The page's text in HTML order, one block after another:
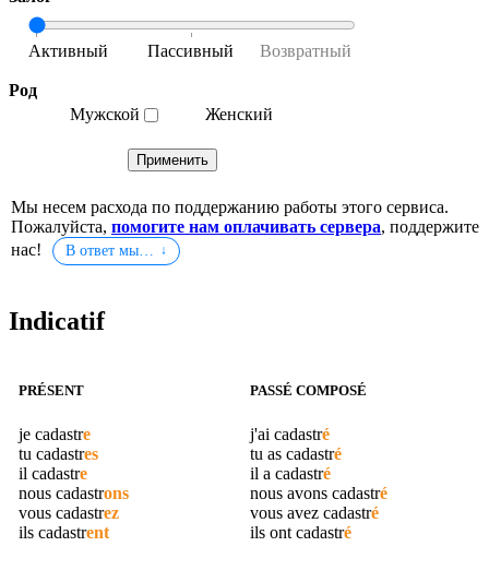
Род
Мужской
Женский
Мы несем расхода по поддержанию работы этого сервиса.
Пожалуйста, помогите нам оплачивать сервера, поддержите
нас!
В ответ мы…
Indicatif
PRÉSENT
je cadastre
tu cadastres
il cadastre
nous cadastrons
vous cadastrez
ils cadastrent
PASSÉ COMPOSÉ
j'ai cadastré
tu as cadastré
il a cadastré
nous avons cadastré
vous avez cadastré
ils ont cadastré